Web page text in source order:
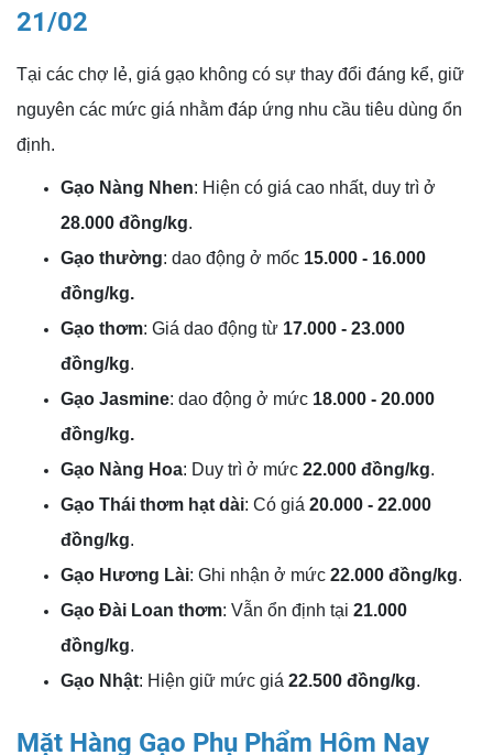
21/02
Tại các chợ lẻ, giá gạo không có sự thay đổi đáng kể, giữ
nguyên các mức giá nhằm đáp ứng nhu cầu tiêu dùng ổn
định.
Gạo Nàng Nhen: Hiện có giá cao nhất, duy trì ở
28.000 đồng/kg.
Gạo thường: dao động ở mốc 15.000 - 16.000
đồng/kg.
Gạo thơm: Giá dao động từ 17.000 - 23.000
đồng/kg.
Gạo Jasmine: dao động ở mức 18.000 - 20.000
đồng/kg.
Gạo Nàng Hoa: Duy trì ở mức 22.000 đồng/kg.
Gạo Thái thơm hạt dài: Có giá 20.000 - 22.000
đồng/kg.
Gạo Hương Lài: Ghi nhận ở mức 22.000 đồng/kg.
Gạo Đài Loan thơm: Vẫn ổn định tại 21.000
đồng/kg.
Gạo Nhật: Hiện giữ mức giá 22.500 đồng/kg.
Mặt Hàng Gạo Phụ Phẩm Hôm Nay